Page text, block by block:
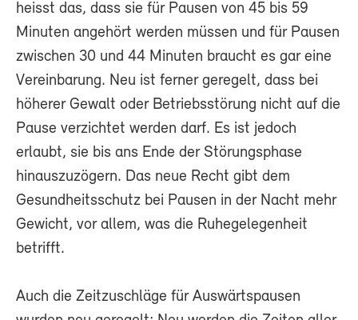
heisst das, dass sie für Pausen von 45 bis 59
Minuten angehört werden müssen und für Pausen
zwischen 30 und 44 Minuten braucht es gar eine
Vereinbarung. Neu ist ferner geregelt, dass bei
höherer Gewalt oder Betriebsstörung nicht auf die
Pause verzichtet werden darf. Es ist jedoch
erlaubt, sie bis ans Ende der Störungsphase
hinauszuzögern. Das neue Recht gibt dem
Gesundheitsschutz bei Pausen in der Nacht mehr
Gewicht, vor allem, was die Ruhegelegenheit
betrifft.
Auch die Zeitzuschläge für Auswärtspausen